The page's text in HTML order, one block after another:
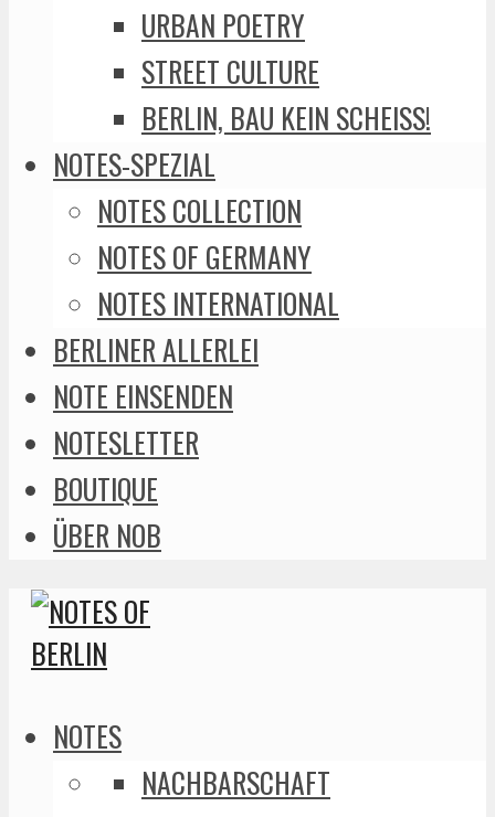
URBAN POETRY
STREET CULTURE
BERLIN, BAU KEIN SCHEISS!
NOTES-SPEZIAL
NOTES COLLECTION
NOTES OF GERMANY
NOTES INTERNATIONAL
BERLINER ALLERLEI
NOTE EINSENDEN
NOTESLETTER
BOUTIQUE
ÜBER NOB
NOTES
NACHBARSCHAFT